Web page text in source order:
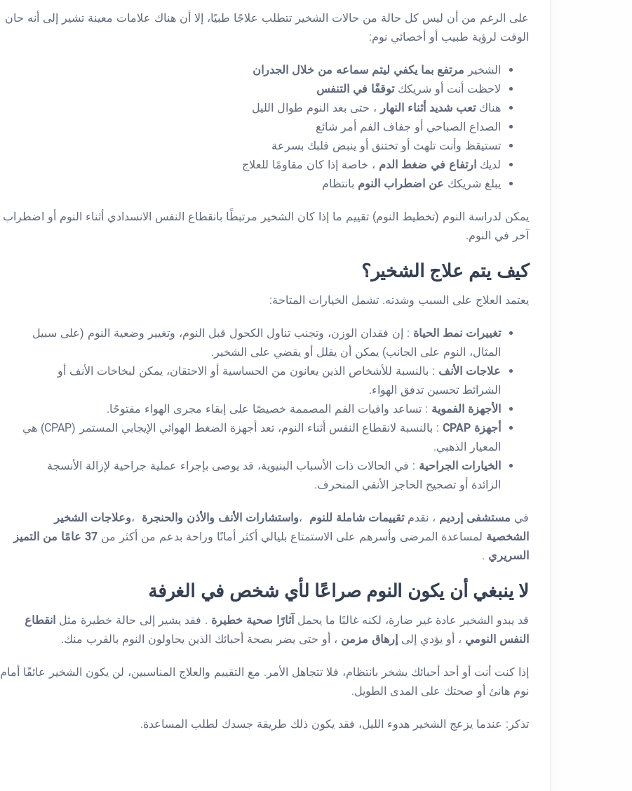
على الرغم من أن ليس كل حالة من حالات الشخير تتطلب علاجًا طبيًا، إلا أن هناك علامات معينة تشير إلى أنه حان
الوقت لرؤية طبيب أو أخصائي نوم:
الشخير مرتفع بما يكفي ليتم سماعه من خلال الجدران
لاحظت أنت أو شريككتوقفًا في التنفس
هناكتعب شديد أثناء النهار ، حتى بعد النوم طوال الليل
الصداع الصباحي أو جفاف الفم أمر شائع
تستيقظ وأنت تلهث أو تختنق أو ينبض قلبك بسرعة
لديك ارتفاع في ضغط الدم ، خاصة إذا كان مقاومًا للعلاج
يبلغ شريكك عن اضطراب النوم بانتظام
يمكن لدراسة النوم (تخطيط النوم) تقييم ما إذا كان الشخير مرتبطًا بانقطاع النفس الانسدادي أثناء النوم أو اضطراب
آخر في النوم.
كيف يتم علاج الشخير؟
يعتمد العلاج على السبب وشدته. تشمل الخيارات المتاحة:
تغييرات نمط الحياة : إن فقدان الوزن، وتجنب تناول الكحول قبل النوم، وتغيير وضعية النوم (على سبيل
المثال، النوم على الجانب) يمكن أن يقلل أو يقضي على الشخير.
علاجات الأنف : بالنسبة للأشخاص الذين يعانون من الحساسية أو الاحتقان، يمكن لبخاخات الأنف أو
الشرائط تحسين تدفق الهواء.
الأجهزة الفموية : تساعد واقيات الفم المصممة خصيصًا على إبقاء مجرى الهواء مفتوحًا.
أجهزة CPAP
: بالنسبة لانقطاع النفس أثناء النوم، تعد أجهزة الضغط الهوائي الإيجابي المستمر (CPAP) هي
المعيار الذهبي.
الخيارات الجراحية : في الحالات ذات الأسباب البنيوية، قد يوصى بإجراء عملية جراحية لإزالة الأنسجة
الزائدة أو تصحيح الحاجز الأنفي المنحرف.
في مستشفى إرديم ، نقدمتقييمات شاملة للنوم ،واستشارات الأنف والأذن والحنجرة ،وعلاجات الشخير
الشخصية لمساعدة المرضى وأسرهم على الاستمتاع بليالي أكثر أمانًا وراحة بدعم من أكثر من
37 عامًا من التميز
السريري .
لا ينبغي أن يكون النوم صراعًا لأي شخص في الغرفة
قد يبدو الشخير عادة غير ضارة، لكنه غالبًا ما يحمل آثارًا صحية خطيرة . فقد يشير إلى حالة خطيرة مثل انقطاع
النفس النومي ، أو يؤدي إلى إرهاق مزمن ، أو حتى يضر بصحة أحبائك الذين يحاولون النوم بالقرب منك.
إذا كنت أنت أو أحد أحبائك يشخر بانتظام، فلا تتجاهل الأمر. مع التقييم والعلاج المناسبين، لن يكون الشخير عائقًا أمام
نوم هانئ أو صحتك على المدى الطويل.
تذكر: عندما يزعج الشخير هدوء الليل، فقد يكون ذلك طريقة جسدك لطلب المساعدة.